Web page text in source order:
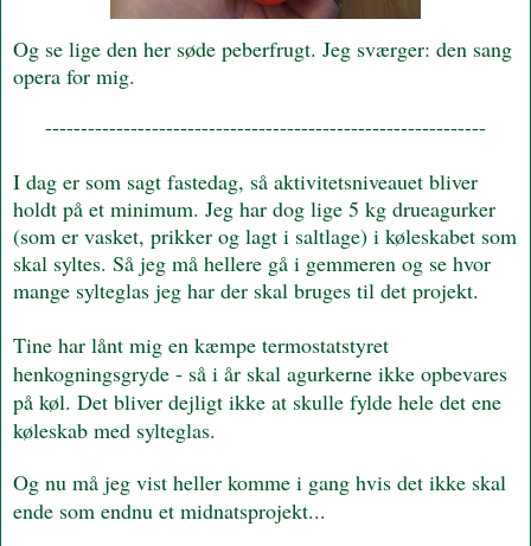
Og se lige den her søde peberfrugt. Jeg sværger: den sang
opera for mig.
--------------------------------------------------------------
I dag er som sagt fastedag, så aktivitetsniveauet bliver
holdt på et minimum. Jeg har dog lige 5 kg drueagurker
(som er vasket, prikker og lagt i saltlage) i køleskabet som
skal syltes. Så jeg må hellere gå i gemmeren og se hvor
mange sylteglas jeg har der skal bruges til det projekt.
Tine har lånt mig en kæmpe termostatstyret
henkogningsgryde - så i år skal agurkerne ikke opbevares
på køl. Det bliver dejligt ikke at skulle fylde hele det ene
køleskab med sylteglas.
Og nu må jeg vist heller komme i gang hvis det ikke skal
ende som endnu et midnatsprojekt...